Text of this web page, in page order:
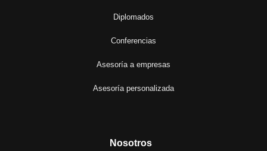
Diplomados
Conferencias
Asesoría a empresas
Asesoría personalizada
Nosotros